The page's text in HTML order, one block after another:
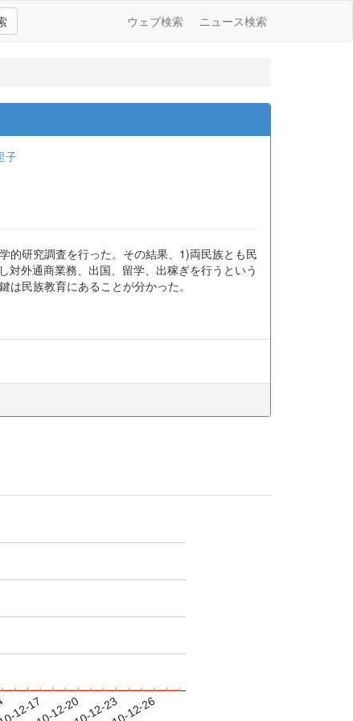
ウェブ検索 ニュース検索
子
的研究調査を行った。その結果、1)両民族とも民
外通商業務、出国、留学、出稼ぎを行うという
民族教育にあることが分かった。